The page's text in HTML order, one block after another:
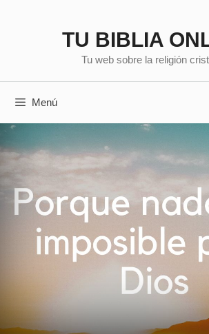
TU BIBLIA
Tu web sobre la religión
Menú